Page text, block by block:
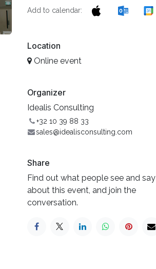
Add to calendar:
Location
Online event
Organizer
Idealis Consulting
+32 10 39 88 33
sales@idealisconsulting.com
Share
Find out what people see and say
about this event, and join the
conversation.